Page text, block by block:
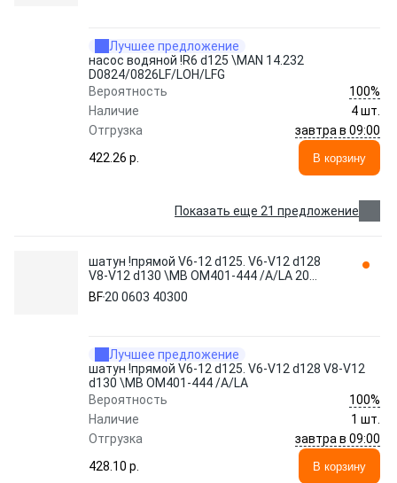
Лучшее предложение
насос водяной !R6 d125 \MAN 14.232
D0824/0826LF/LOH/LFG
Вероятность
100%
Наличие
4 шт.
Отгрузка
завтра в 09:00
422.26 p.
В корзину
Показать еще 21 предложение
шатун !прямой V6-12 d125. V6-V12 d128
V8-V12 d130 \MB OM401-444 /A/LA 20
0603 40300 BF
BF20 0603 40300
Лучшее предложение
шатун !прямой V6-12 d125. V6-V12 d128 V8-V12
d130 \MB OM401-444 /A/LA
Вероятность
100%
Наличие
1 шт.
Отгрузка
завтра в 09:00
428.10 p.
В корзину